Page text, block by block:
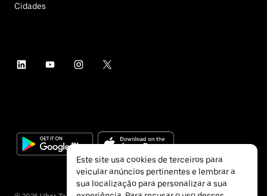
Cidades
Este site usa cookies de terceiros para
veicular anúncios pertinentes e lembrar a
sua localização para personalizar a sua